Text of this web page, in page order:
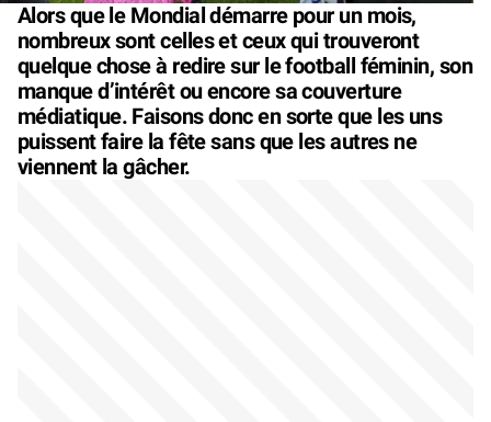
Alors que le Mondial démarre pour un mois,
nombreux sont celles et ceux qui trouveront
quelque chose à redire sur le football féminin, son
manque d’intérêt ou encore sa couverture
médiatique. Faisons donc en sorte que les uns
puissent faire la fête sans que les autres ne
viennent la gâcher.